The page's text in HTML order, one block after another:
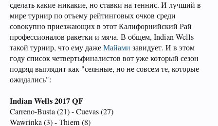
сделать какие-никакие, но ставки на теннис. И лучший в
мире турнир по отъему рейтинговых очков среди
совокупно приезжающих в этот Калифорнийский Рай
профессионалов ракетки и мяча. В общем, Indian Wells
такой турнир, что ему дажеМайами завидует. И в этом
году список четвертьфиналистов вот уже который сезон
подряд выглядит как "сеянные, но не совсем те, которые
ожидались":
Indian Wells 2017 QF
Carreno-Busta (21) - Cuevas (27)
Wawrinka (3) - Thiem (8)